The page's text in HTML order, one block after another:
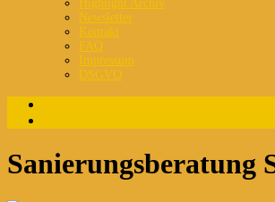
Highlight Archiv
Newsletter
Kontakt
FAQ
Impressum
DSGVO
Sanierungsberatung